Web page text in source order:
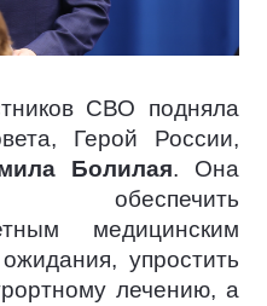
СВО подняла
Герой России,
Болилая. Она
медицинским
упростить
лечению, а